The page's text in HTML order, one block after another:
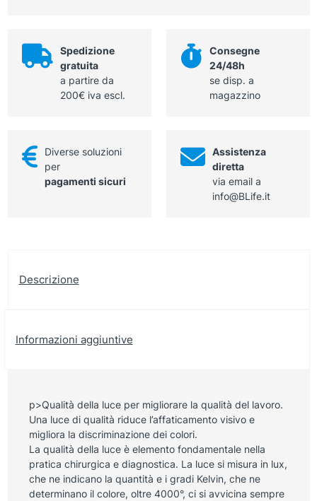
tubo
200
mm
Spedizione
gratuita
a partire da
200€ iva escl.
Consegne
24/48h
se disp. a
magazzino
Diverse soluzioni
per
pagamenti sicuri
Assistenza
diretta
via email a
info@BLife.it
Descrizione
Informazioni aggiuntive
p>Qualità della luce per migliorare la qualità del lavoro.
Una luce di qualità riduce l’affaticamento visivo e
migliora la discriminazione dei colori.
La qualità della luce è elemento fondamentale nella
pratica chirurgica e diagnostica. La luce si misura in lux,
che ne indicano la quantità e i gradi Kelvin, che ne
determinano il colore, oltre 4000°, ci si avvicina sempre